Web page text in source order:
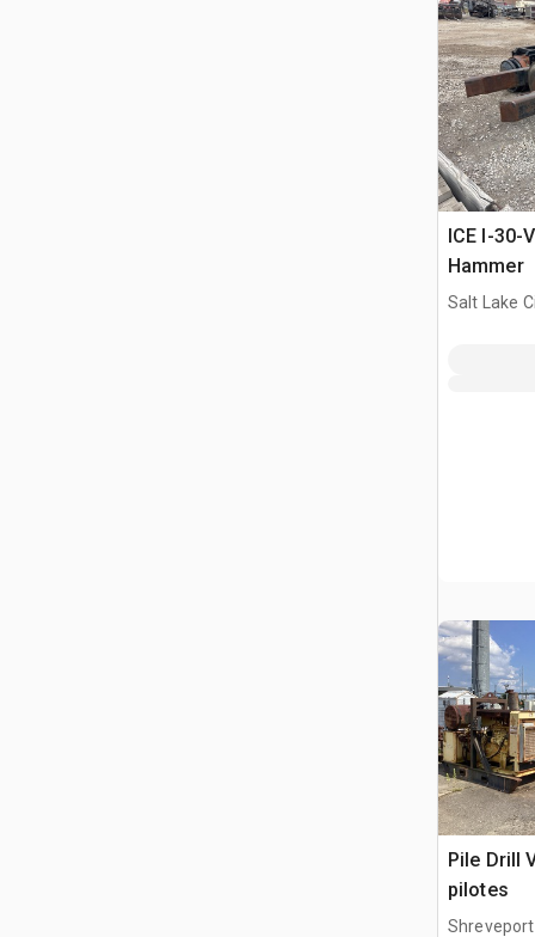
ICE I-30-
Hammer
Salt Lake
Pile Drill
pilotes